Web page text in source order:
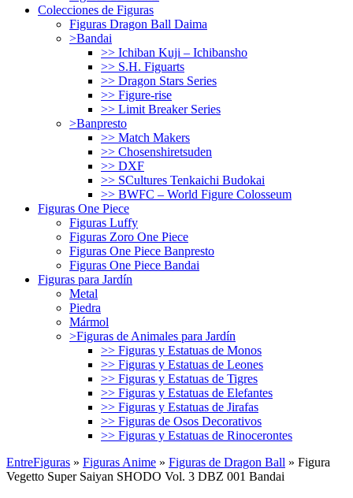
Colecciones de Figuras
Figuras Dragon Ball Daima
>Bandai
>> Ichiban Kuji – Ichibansho
>> S.H. Figuarts
>> Dragon Stars Series
>> Figure-rise
>> Limit Breaker Series
>Banpresto
>> Match Makers
>> Chosenshiretsuden
>> DXF
>> SCultures Tenkaichi Budokai
>> BWFC – World Figure Colosseum
Figuras One Piece
Figuras Luffy
Figuras Zoro One Piece
Figuras One Piece Banpresto
Figuras One Piece Bandai
Figuras para Jardín
Metal
Piedra
Mármol
>Figuras de Animales para Jardín
>> Figuras y Estatuas de Monos
>> Figuras y Estatuas de Leones
>> Figuras y Estatuas de Tigres
>> Figuras y Estatuas de Elefantes
>> Figuras y Estatuas de Jirafas
>> Figuras de Osos Decorativos
>> Figuras y Estatuas de Rinocerontes
EntreFiguras » Figuras Anime » Figuras de Dragon Ball » Figura
Vegetto Super Saiyan SHODO Vol. 3 DBZ 001 Bandai